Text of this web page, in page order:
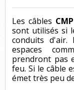
Les câbles CMP
sont utilisés si
conduits
espaces
prendront pas
feu. Si le câble
émet très peu